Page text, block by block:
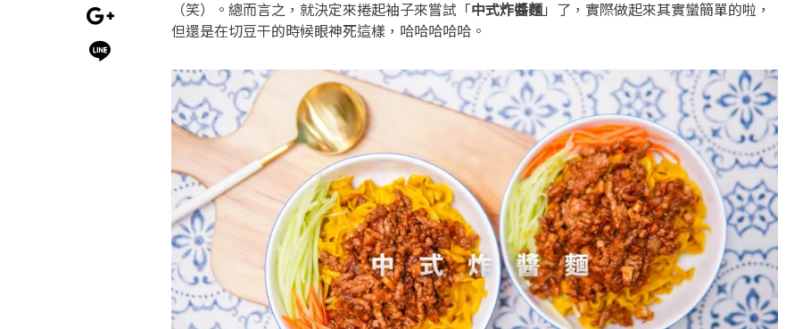
（笑）。總而言之，就決定來捲起袖子來嘗試「中式炸醬麵」了，實際做起來其實蠻簡單的啦，
但還是在切豆干的時候眼神死這樣，哈哈哈哈哈。